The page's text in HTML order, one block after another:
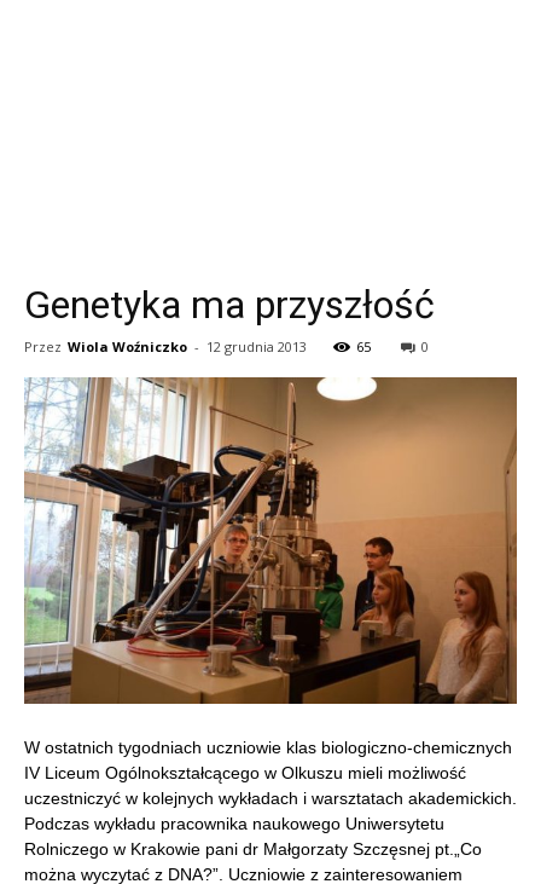
Genetyka ma przyszłość
Przez Wiola Woźniczko - 12 grudnia 2013 65 0
W ostatnich tygodniach uczniowie klas biologiczno-chemicznych
IV Liceum Ogólnokształcącego w Olkuszu mieli możliwość
uczestniczyć w kolejnych wykładach i warsztatach akademickich.
Podczas wykładu pracownika naukowego Uniwersytetu
Rolniczego w Krakowie pani dr Małgorzaty Szczęsnej pt.„Co
można wyczytać z DNA?”. Uczniowie z zainteresowaniem